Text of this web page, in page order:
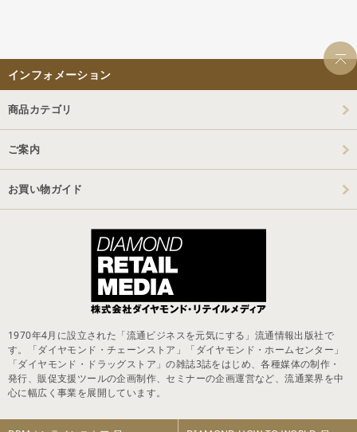
インフォメーション
商品カテゴリ
ご案内
お買い物ガイド
1970年4月に設立された「流通ビジネスを元気にする」流通情報出版社で
す。「ダイヤモンド・チェーンストア」「ダイヤモンド・ホームセンター」
「ダイヤモンド・ドラッグストア」の雑誌3誌をはじめ、各種媒体の制作・
発行、販促支援ツールの企画制作、セミナーの企画運営など、流通業界を中
心に幅広く事業を展開しています。